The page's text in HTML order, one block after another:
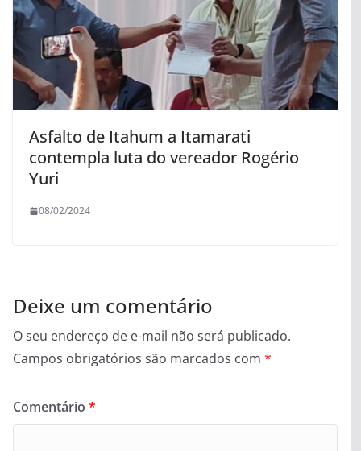
Asfalto de Itahum a Itamarati
contempla luta do vereador Rogério
Yuri
08/02/2024
Deixe um comentário
O seu endereço de e-mail não será publicado.
Campos obrigatórios são marcados com *
Comentário *